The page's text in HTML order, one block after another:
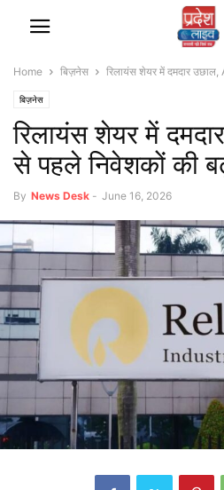
Home बिज़नेस रिलायंस शेयर में दमदार
बिज़नेस
रिलायंस शेयर में
से पहले निवेशकों की
By News Desk - June 16, 2026